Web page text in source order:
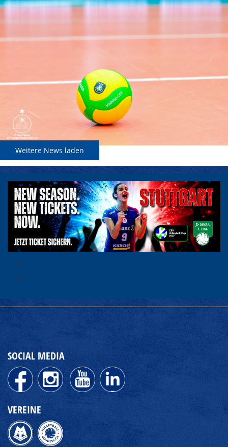
Weitere News laden
SOCIAL MEDIA
VEREINE